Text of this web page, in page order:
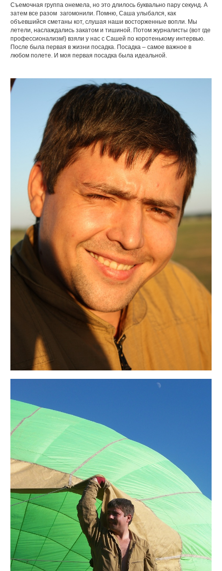
Съемочная группа онемела, но это длилось буквально пару секунд. А
затем все разом загомонили. Помню, Саша улыбался, как
объевшийся сметаны кот, слушая наши восторженные вопли. Мы
летели, наслаждались закатом и тишиной. Потом журналисты (вот где
профессионализм!) взяли у нас с Сашей по коротенькому интервью.
После была первая в жизни посадка. Посадка – самое важное в
любом полете. И моя первая посадка была идеальной.